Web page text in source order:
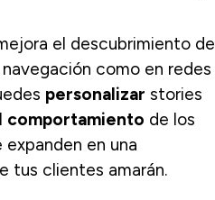
el descubrimiento de
como en redes
personalizar stories
comportamiento de los
expanden en una
tus clientes amarán.